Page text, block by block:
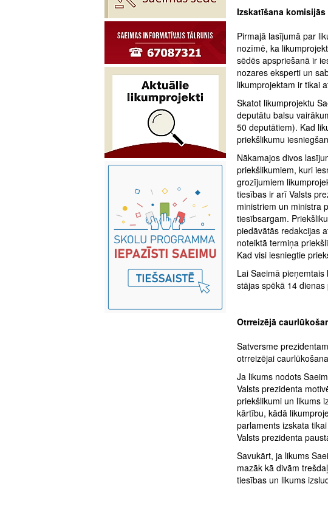
Izskatīšana komisijās
Pirmajā lasījumā par
nozīmē, ka
sēdēs apspriešanā ir
nozares eksperti un
likumprojektam ir tikai
Skatot likumprojektu
deputātu balsu
50 deputātiem). Kad
priekšlikumu
Nākamajos divos
priekšlikumiem, kuri
grozījumiem
tiesības ir arī Valsts
ministriem un ministra
tiesībsargam.
piedāvātās redakcijas
noteiktā termiņa
Kad visi iesniegtie
Lai Saeimā
stājas spēkā 14
Otrreizējā
Satversme
otrreizējai
Ja likums nodots
Valsts prezidenta
priekšlikumi un likums
kārtību, kādā
parlaments izskata
Valsts prezidenta
Savukārt, ja likums
mazāk kā divām
tiesības un likums